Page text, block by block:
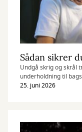
Undgå skrig og skrål
underholdning til
igennem bilturen med
25. juni 2026